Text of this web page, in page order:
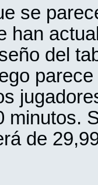
se
han
del
minutos.
de